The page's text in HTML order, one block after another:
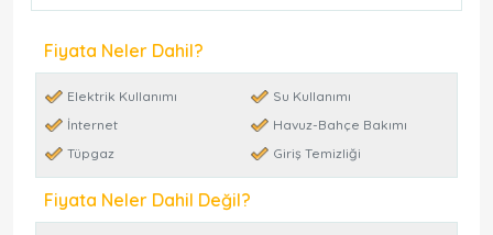
Fiyata Neler Dahil?
Elektrik Kullanımı
Su Kullanımı
İnternet
Havuz-Bahçe Bakımı
Tüpgaz
Giriş Temizliği
Fiyata Neler Dahil Değil?